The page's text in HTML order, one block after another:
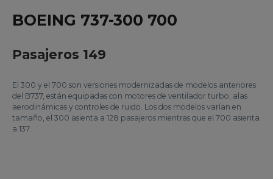
BOEING 737-300 700
Pasajeros 149
El 300 y el 700 son versiones modernizadas de modelos anteriores
del B737, están equipadas con motores de ventilador turbo, alas
aerodinámicas y controles de ruido. Los dos modelos varían en
tamaño, el 300 asienta a 128 pasajeros mientras que el 700 asienta
a 137.